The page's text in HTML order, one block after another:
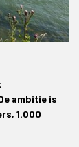
ambitie is
1.000